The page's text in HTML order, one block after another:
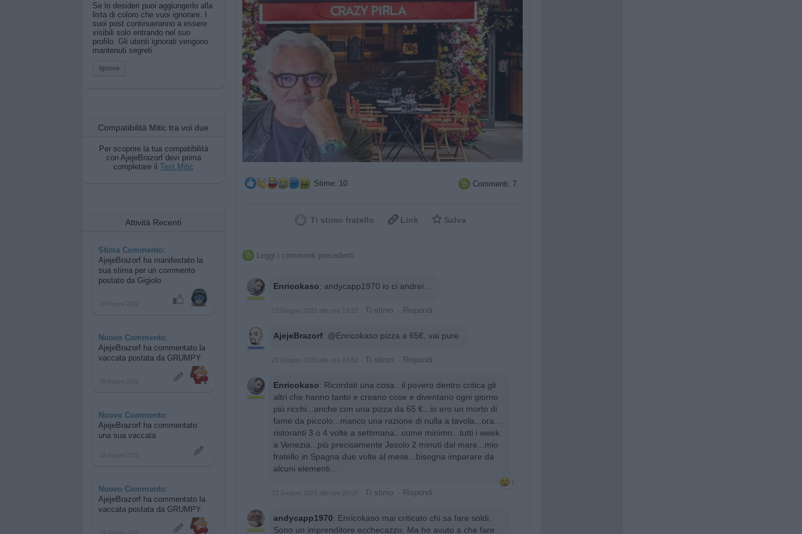
Se lo desideri puoi aggiungerlo alla
lista di coloro che vuoi ignorare. I
suoi post continueranno a essere
visibili solo entrando nel suo
profilo. Gli utenti ignorati vengono
mantenuti segreti.
Ignora
Compatibilità Mitic tra voi due
Per scoprire la tua compatibilità
con AjejeBrazorf devi prima
completare il Test Mitic
Attività Recenti
Stima Commento:
AjejeBrazorf ha manifestato la
sua stima per un commento
postato da Gigiolo
Nuovo Commento:
AjejeBrazorf ha commentato la
vaccata postata da GRUMPY
Nuovo Commento:
AjejeBrazorf ha commentato
una sua vaccata
Nuovo Commento:
AjejeBrazorf ha commentato la
vaccata postata da GRUMPY
Stime: 10  Commenti: 7
Ti stimo fratello  Link  Salva
 Leggi i commenti precedenti...
Enricokaso: andycapp1970 io ci andrei...
23 Giugno 2022 alle ore 13:22 Ti stimo Rispondi
AjejeBrazorf: @Enricokaso pizza a 65€, vai pure
23 Giugno 2022 alle ore 14:52 Ti stimo Rispondi
Enricokaso: Ricordati una cosa...il povero dentro critica gli
altri che hanno tanto e creano cose e diventano ogni giorno
più ricchi...anche con una pizza da 65 €...io ero un morto di
fame da piccolo...manco una razione di nulla a tavola...ora...
ristoranti 3 o 4 volte a settimana...come minimo...tutti i week
a Venezia...più precisamente Jesolo 2 minuti dal mare...mio
fratello in Spagna due volte al mese...bisogna imparare da
alcuni elementi...
1
23 Giugno 2022 alle ore 20:07 Ti stimo Rispondi
andycapp1970: Enricokaso mai criticato chi sa fare soldi.
Sono un imprenditore ecchecazzo. Ma ho avuto a che fare